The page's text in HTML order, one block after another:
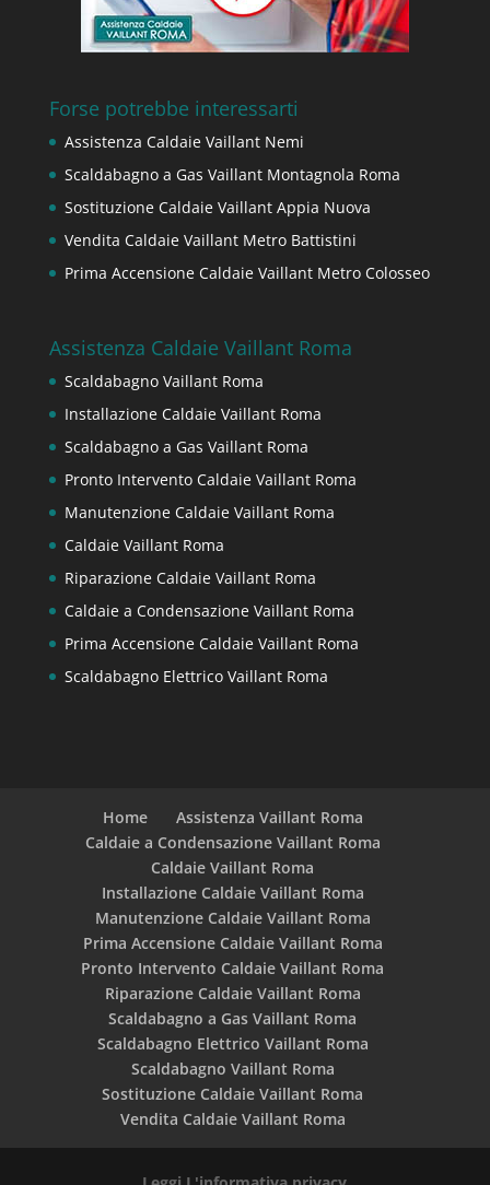
Forse potrebbe interessarti
Assistenza Caldaie Vaillant Nemi
Scaldabagno a Gas Vaillant Montagnola Roma
Sostituzione Caldaie Vaillant Appia Nuova
Vendita Caldaie Vaillant Metro Battistini
Prima Accensione Caldaie Vaillant Metro Colosseo
Assistenza Caldaie Vaillant Roma
Scaldabagno Vaillant Roma
Installazione Caldaie Vaillant Roma
Scaldabagno a Gas Vaillant Roma
Pronto Intervento Caldaie Vaillant Roma
Manutenzione Caldaie Vaillant Roma
Caldaie Vaillant Roma
Riparazione Caldaie Vaillant Roma
Caldaie a Condensazione Vaillant Roma
Prima Accensione Caldaie Vaillant Roma
Scaldabagno Elettrico Vaillant Roma
Home
Assistenza Vaillant Roma
Caldaie a Condensazione Vaillant Roma
Caldaie Vaillant Roma
Installazione Caldaie Vaillant Roma
Manutenzione Caldaie Vaillant Roma
Prima Accensione Caldaie Vaillant Roma
Pronto Intervento Caldaie Vaillant Roma
Riparazione Caldaie Vaillant Roma
Scaldabagno a Gas Vaillant Roma
Scaldabagno Elettrico Vaillant Roma
Scaldabagno Vaillant Roma
Sostituzione Caldaie Vaillant Roma
Vendita Caldaie Vaillant Roma